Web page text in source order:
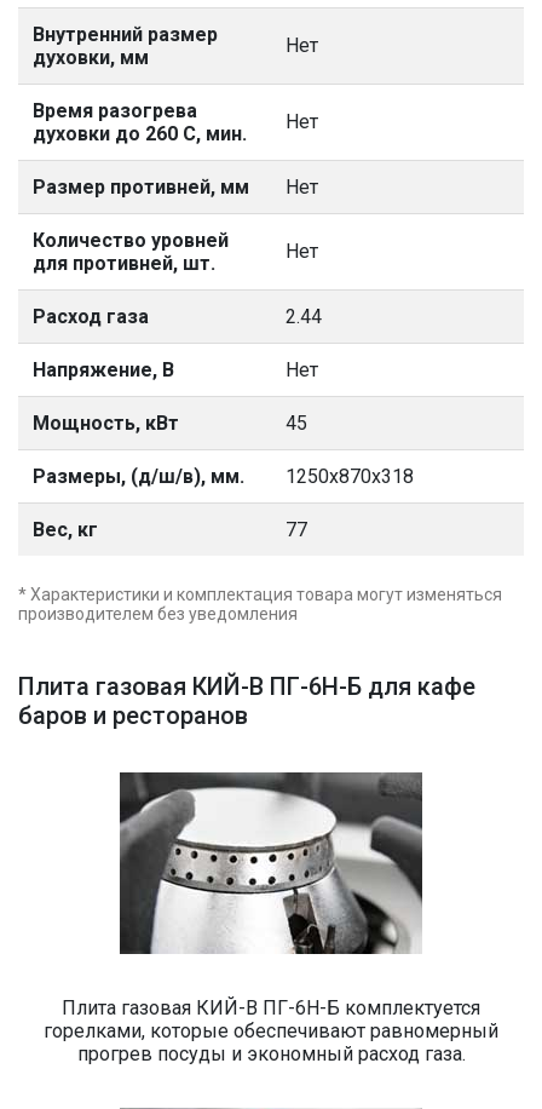
Плита газовая КИЙ-В ПГ-6Н-Б для кафе
баров и ресторанов
Плита газовая КИЙ-В ПГ-6Н-Б комплектуется
горелками, которые обеспечивают равномерный
прогрев посуды и экономный расход газа.
Внутренний размер
духовки, мм
Нет
Время разогрева
духовки до 260 С, мин.
Нет
Размер противней, мм Нет
Количество уровней
для противней, шт.
Нет
Расход газа 2.44
Напряжение, В Нет
Мощность, кВт 45
Размеры, (д/ш/в), мм. 1250х870х318
Вес, кг 77
* Характеристики и комплектация товара могут изменяться
производителем без уведомления